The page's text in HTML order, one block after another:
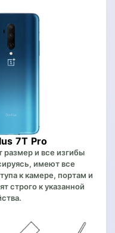
7T Pro
и все изгибы
имеют все
к камере, портам и
строго к указанной